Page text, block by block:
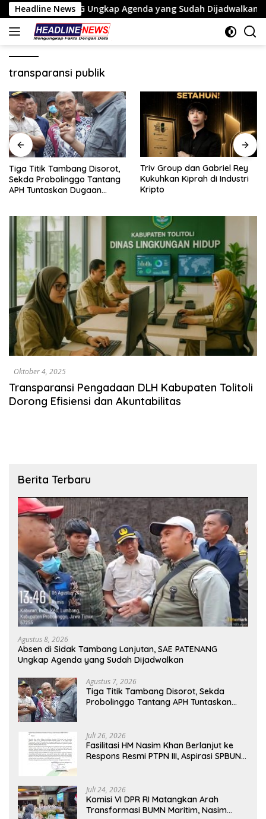
Langsung
ke
konten
Headline NewsUngkap Agenda yang Sudah Dijadwalkan
transparansi publik
Tiga Titik Tambang Disorot,
Sekda Probolinggo Tantang
APH Tuntaskan Dugaan
Triv Group dan Gabriel Rey
Kukuhkan Kiprah di Industri
Kripto
Oktober 4, 2025
Transparansi Pengadaan DLH Kabupaten Tolitoli
Dorong Efisiensi dan Akuntabilitas
Berita Terbaru
Agustus 8, 2026
Absen di Sidak Tambang Lanjutan, SAE PATENANG
Ungkap Agenda yang Sudah Dijadwalkan
Agustus 7, 2026
Tiga Titik Tambang Disorot, Sekda
Probolinggo Tantang APH Tuntaskan
Juli 26, 2026
Fasilitasi HM Nasim Khan Berlanjut ke
Respons Resmi PTPN III, Aspirasi SPBUN
Juli 24, 2026
Komisi VI DPR RI Matangkan Arah
Transformasi BUMN Maritim, Nasim